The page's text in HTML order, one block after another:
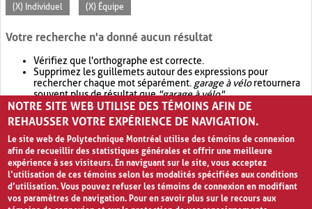
(X) Individuel (X) Équipe
Votre recherche n'a donné aucun résultat
Vérifiez que l'orthographe est correcte.
Supprimez les guillemets autour des expressions pour
rechercher chaque mot séparément. garage à véloretournera
souvent plus de résultat que"garage à vélo".
Envisagez d'élargir votre recherche avec OR.garage OR vélo
retournera souvent plus de résultat quegarage à vélo
NOTRE SITE WEB UTILISE DES TÉMOINS AFIN DE
REHAUSSER VOTRE EXPÉRIENCE DE NAVIGATION.
Le site web de Polytechnique Montréal utilise des témoins de connexion
afin de recueillir des statistiques générales et offrir une meilleure
expérience à ses visiteurs. En naviguant sur le site, vous acceptez
l’utilisation de ces témoins selon les modalités spécifiées aux conditions
d’utilisation. Vous pouvez refuser les témoins de connexion en modifiant
vos paramètres de navigation. Pour en savoir plus sur le recours aux